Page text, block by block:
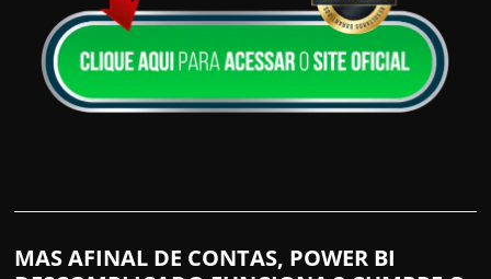
MAS AFINAL DE CONTAS, POWER BI